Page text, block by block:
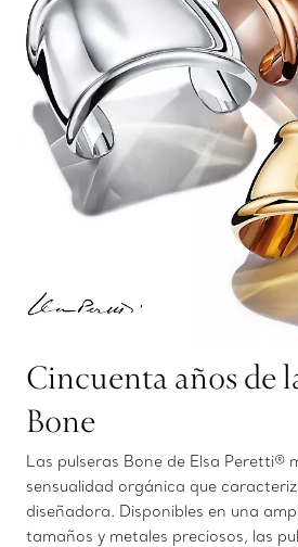
Cincuenta años de
Bone
Las pulseras Bone de Elsa Peretti®
sensualidad orgánica que
diseñadora. Disponibles en una
tamaños y metales preciosos, las